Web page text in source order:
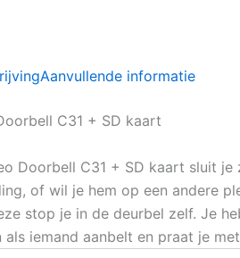
Aanvullende informatie
C31 + SD kaart
Doorbell C31 + SD kaart sluit
of wil je hem op een andere
stop je in de deurbel zelf. Je
als iemand aanbelt en praat je